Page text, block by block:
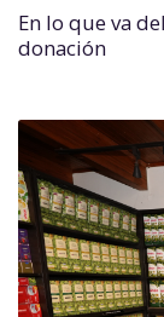
En lo que va
donación